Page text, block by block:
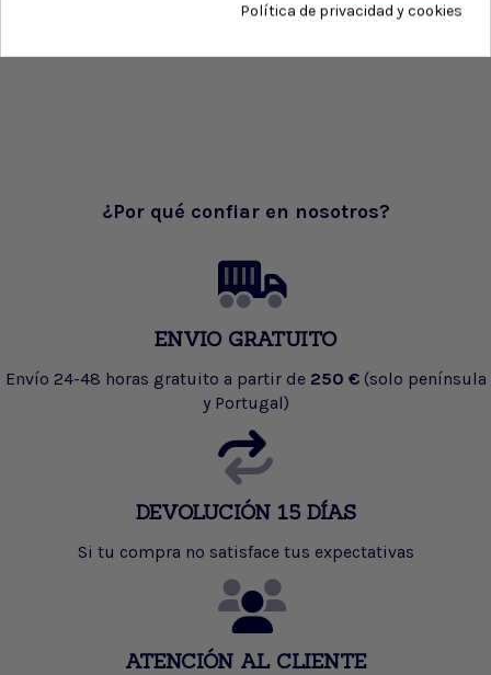
¿Por qué confiar en nosotros?
ENVIO GRATUITO
Envío 24-48 horas gratuito a partir de 250 € (solo península
y Portugal)
DEVOLUCIÓN 15 DÍAS
Si tu compra no satisface tus expectativas
ATENCIÓN AL CLIENTE
Política de privacidad y cookies